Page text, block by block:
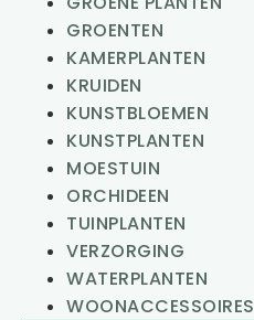
GROENTEN
KAMERPLANTEN
KRUIDEN
KUNSTBLOEMEN
KUNSTPLANTEN
MOESTUIN
ORCHIDEEN
TUINPLANTEN
VERZORGING
WATERPLANTEN
WOONACCESSOIRES